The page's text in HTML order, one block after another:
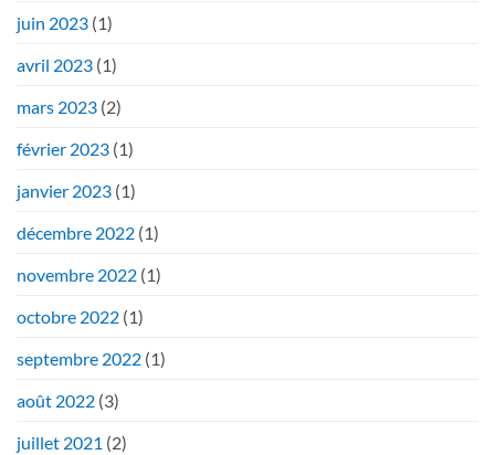
juin 2023 (1)
avril 2023 (1)
mars 2023 (2)
février 2023 (1)
janvier 2023 (1)
décembre 2022 (1)
novembre 2022 (1)
octobre 2022 (1)
septembre 2022 (1)
août 2022 (3)
juillet 2021 (2)